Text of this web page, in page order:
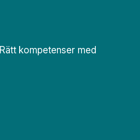
Rätt kompetenser med